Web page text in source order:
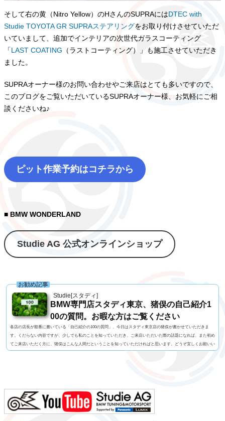
そして右の黄（Nitro Yellow）のHさんのSUPRAにはDTEC with
Studie TOYOTA GR SUPRAステアリングをお取り付けさせていただ
いていまして、追加でインテリアの次世代ガラスコーティング
「LAST COATING （ラストコーティング）」も施工させていただき
ました。
SUPRAオーナー様のお問い合わせやご来店はとても多いですので、
このブログをご覧いただいているSUPRAオーナー様、お気軽にご相
談くださいね♪
ピット作業予約はコチラから
■ BMW WONDERLAND
Studie AG 公式オンラインショップ
Studie[スタディ]
お勧め記事
BMW専門店スタディ東京、猪俣の自己紹介1
00の質問。お暇な方はご覧ください
各店の店長が順番に書いている「自己紹介の100の質問」、今日はスタディ東京店の猪俣が書かせていただきま
す。くだらない内容ですが、少しでも私のことを知っていただき、ご来店いただいた際の話題になれば、また初め
てご来店いただく方に、猪俣はこんな人間だということを知っていただければと思います。どうぞ宜しくお願いい